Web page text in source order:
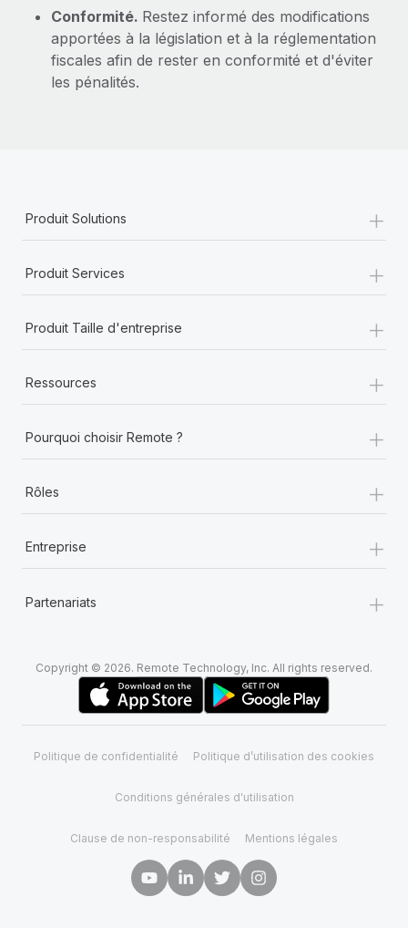
Conformité. Restez informé des modifications
apportées à la législation et à la réglementation
fiscales afin de rester en conformité et d'éviter
les pénalités.
Produit Solutions +
Produit Services +
Produit Taille d'entreprise +
Ressources +
Pourquoi choisir Remote ? +
Rôles +
Entreprise +
Partenariats +
Copyright © 2026. Remote Technology, Inc. All rights reserved.
Politique de confidentialité Politique d’utilisation des cookies
Conditions générales d'utilisation
Clause de non-responsabilité Mentions légales